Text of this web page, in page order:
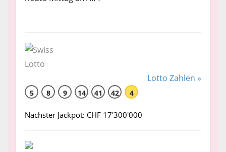
Lotto Zahlen »
5 8 9 14 41 42 4
Nächster Jackpot: CHF 17'300'000